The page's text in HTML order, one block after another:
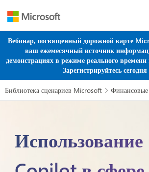
Перейти к основному
Вебинар, посвященный дорожной карте
ваш ежемесячный источник
демонстрациях в режиме реального времени
Зарегистрируйтесь сегодня
Библиотека сценариев Microsoft  Финансовые
Использование